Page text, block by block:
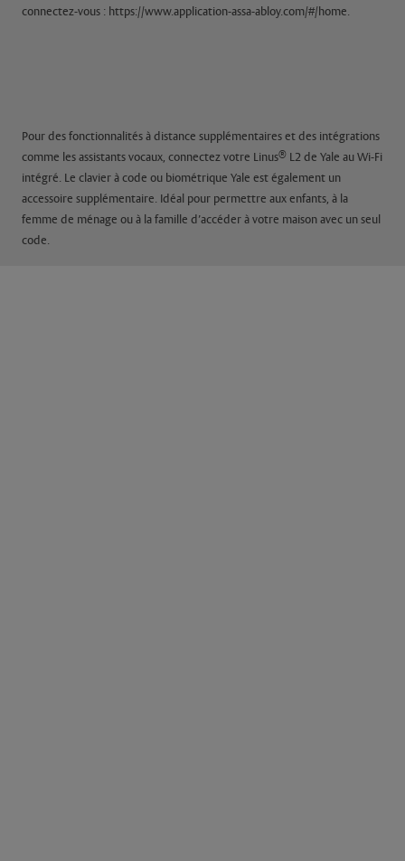
connectez-vous : https://www.application-assa-abloy.com/#/home.
Pour des fonctionnalités à distance supplémentaires et des intégrations
comme les assistants vocaux, connectez votre Linus® L2 de Yale au Wi-Fi
intégré. Le clavier à code ou biométrique Yale est également un
accessoire supplémentaire. Idéal pour permettre aux enfants, à la
femme de ménage ou à la famille d’accéder à votre maison avec un seul
code.